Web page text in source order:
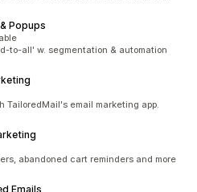
Popups
to-all' w. segmentation & automation
TailoredMail's email marketing app.
abandoned cart reminders and more
Emails